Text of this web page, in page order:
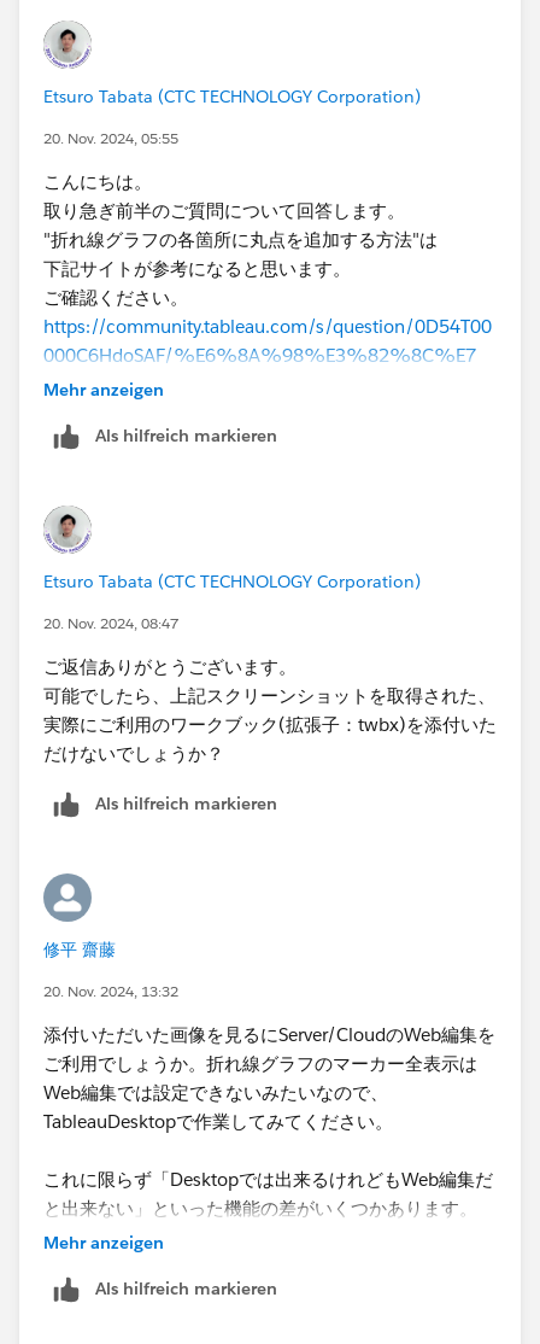
Etsuro Tabata (CTC TECHNOLOGY Corporation)
20. Nov. 2024, 05:55
こんにちは。
取り急ぎ前半のご質問について回答します。
"折れ線グラフの各箇所に丸点を追加する方法"は
下記サイトが参考になると思います。
ご確認ください。
https://community.tableau.com/s/question/0D54T00
000C6HdoSAF/%E6%8A%98%E3%82%8C%E7
%B7%9A%E3%82%B0%E3%83%A9%E3%83
E3%83%BC%E3%82%AF%E3%82%92%E3%81
Mehr anzeigen
Als hilfreich markieren
Etsuro Tabata (CTC TECHNOLOGY Corporation)
20. Nov. 2024, 08:47
ご返信ありがとうございます。
可能でしたら、上記スクリーンショットを取得された、
実際にご利用のワークブック(拡張子：twbx)を添付いた
だけないでしょうか？
Als hilfreich markieren
修平 齋藤
20. Nov. 2024, 13:32
添付いただいた画像を見るにServer/CloudのWeb編集を
ご利用でしょうか。折れ線グラフのマーカー全表示は
Web編集では設定できないみたいなので、
TableauDesktopで作業してみてください。
これに限らず「Desktopでは出来るけれどもWeb編集だ
と出来ない」といった機能の差がいくつかあります。
Mehr anzeigen
Als hilfreich markieren